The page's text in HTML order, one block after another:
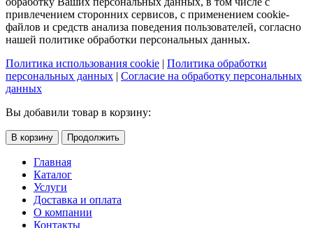
привлечением сторонних сервисов, с применением cookie-
файлов и средств анализа поведения пользователей, согласно
нашей политике обработки персональных данных.
Политика использования cookie | Политика обработки
персональных данных | Согласие на обработку персональных
данных
Вы добавили товар в корзину:
В корзину Продолжить
Главная
Каталог
Услуги
Доставка и оплата
О компании
Контакты